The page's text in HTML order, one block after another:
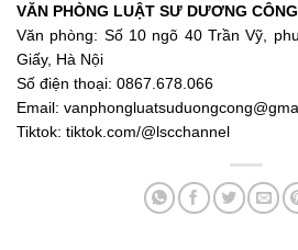
VĂN PHÒNG LUẬT SƯ DƯƠNG CÔNG
Văn phòng: Số 10 ngõ 40 Trần Vỹ,
Giấy, Hà Nội
Số điện thoại: 0867.678.066
Email:
Tiktok: tiktok.com/@lscchannel